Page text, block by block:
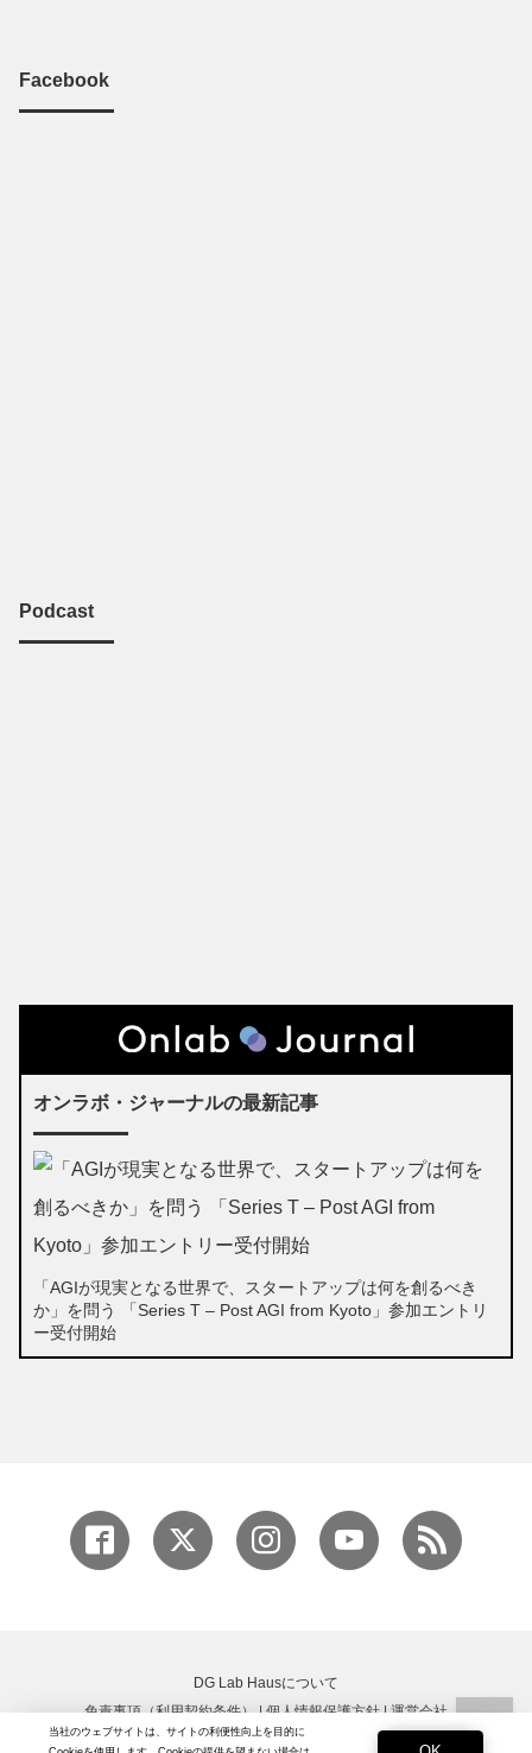
Facebook
Podcast
オンラボ・ジャーナルの最新記事
「AGIが現実となる世界で、スタートアップは何を創るべき
か」を問う 「Series T – Post AGI from Kyoto」参加エントリ
ー受付開始
DG Lab Hausについて
免責事項（利用契約条件）|個人情報保護方針|運営会社
Copyright © DG Lab All rights reserved.
当社のウェブサイトは、サイトの利便性向上を目的に